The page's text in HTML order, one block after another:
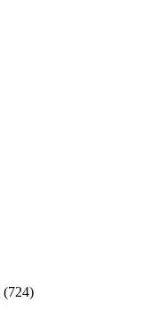
(724)